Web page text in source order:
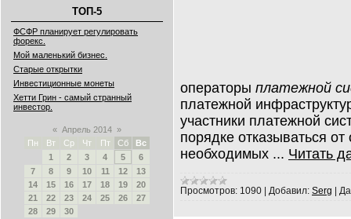
ТОП-5
ФСФР планирует регулировать
форекс.
Мой маленький бизнес.
Старые открытки
Инвестиционные монеты
Хетти Грин - самый странный
инвестор.
« Апрель 2014 »
Пн
Вт Ср Чт Пт Сб
Вс
1
2 3 4 5
6
7
8 9 10 11 12
13
14
15 16 17 18 19
20
21
22 23 24 25 26
27
28
29 30
операторы платежной
платежной
участники платежной
порядке отказываться
необходимых ... Читать
Просмотров: 1090 | Добавил: Serg |